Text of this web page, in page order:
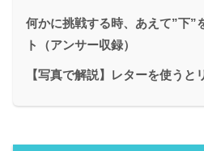
何かに挑戦する時、あえて”下”
ト（アンサー収録）
【写真で解説】レターを使うと